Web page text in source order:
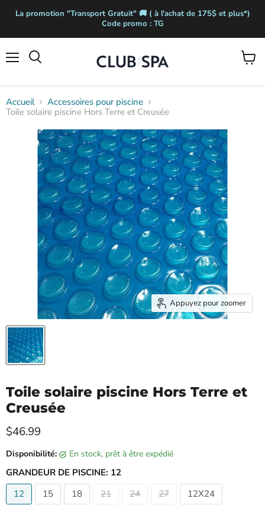
La promotion "Transport Gratuit" 🚚 ( à l'achat de 175$ et plus*)
Code promo : TG
Voir
Accueil
Accessoires pour piscine
Toile solaire piscine Hors Terre et Creusée
Appuyez pour zoomer
Toile solaire piscine Hors Terre et
Creusée
Prix actuel
$46.99
Disponibilité: en stock, prêt à être expédié
GRANDEUR DE PISCINE: 12
12
15 18 21 24 27 12X24